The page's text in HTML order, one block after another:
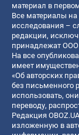
материал в
Все материалы на
исследования –
редакции,
принадлежат ООО
На все
имеет
«Об авторских
без письменного
использовать,
переводу,
Редакция
изложенную в